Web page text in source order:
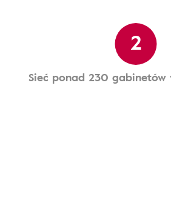
2
Sieć ponad 230 gabinetów